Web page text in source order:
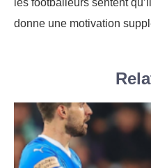
donne une motivation